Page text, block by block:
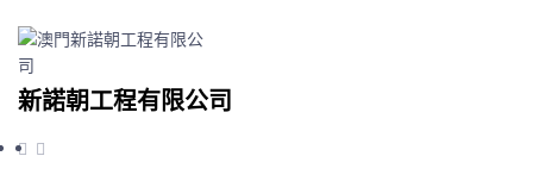
新諾朝工程有限公司